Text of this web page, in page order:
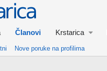
Članovi Krstarica
Nove poruke na profilima